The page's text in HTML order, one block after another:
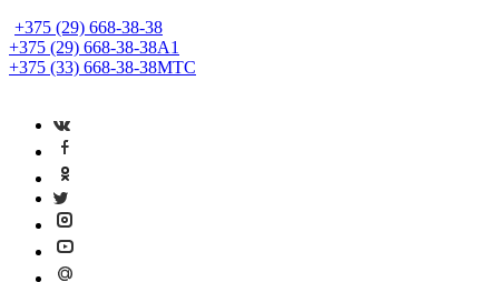
+375 (29) 668-38-38
+375 (29) 668-38-38A1
+375 (33) 668-38-38МТС